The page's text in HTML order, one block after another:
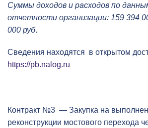
Суммы доходов и расходов по
отчетности организации: 159 394
000 руб.
Сведения находятся в открытом
https://pb.nalog.ru
Контракт №3 — Закупка на
реконструкции мостового перехода